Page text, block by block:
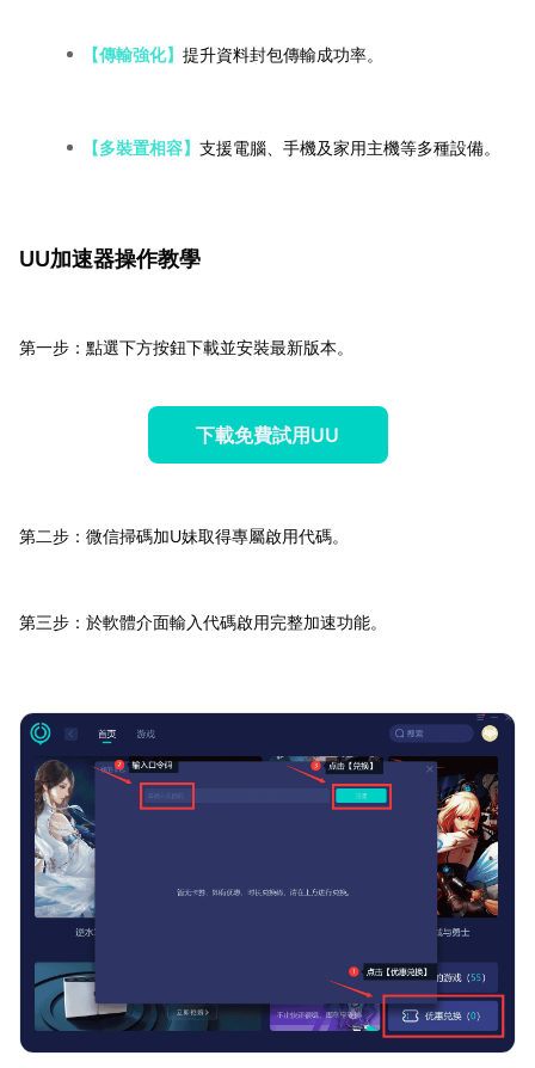
【傳輸強化】 提升資料封包傳輸成功率。
【多裝置相容】 支援電腦、手機及家用主機等多種設備。
UU加速器操作教學
第一步：點選下方按鈕下載並安裝最新版本。
下載免費試用UU
第二步：微信掃碼加U妹取得專屬啟用代碼。
第三步：於軟體介面輸入代碼啟用完整加速功能。